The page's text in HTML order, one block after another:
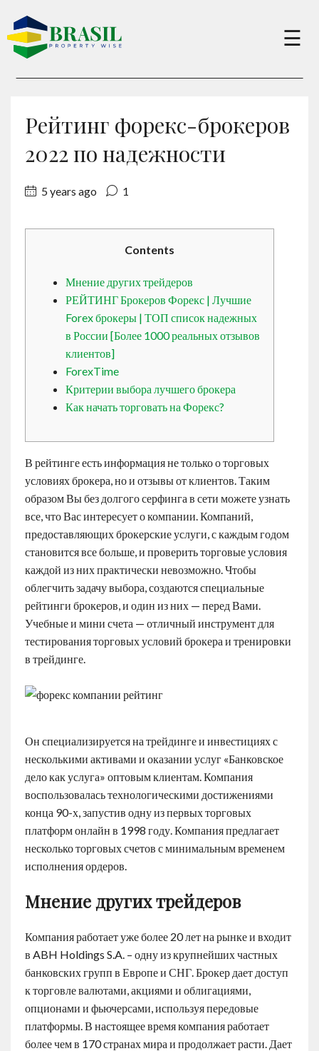
×
About
Charity
English
☰
Рейтинг форекс-брокеров
2022 по надежности
5 years ago 1
Contents
Мнение других трейдеров
РЕЙТИНГ Брокеров Форекс | Лучшие
Forex брокеры | ТОП список надежных
в России [Более 1000 реальных отзывов
клиентов]
ForexTime
Критерии выбора лучшего брокера
Как начать торговать на Форекс?
В рейтинге есть информация не только о торговых
условиях брокера, но и отзывы от клиентов. Таким
образом Вы без долгого серфинга в сети можете узнать
все, что Вас интересует о компании. Компаний,
предоставляющих брокерские услуги, с каждым годом
становится все больше, и проверить торговые условия
каждой из них практически невозможно. Чтобы
облегчить задачу выбора, создаются специальные
рейтинги брокеров, и один из них — перед Вами.
Учебные и мини счета — отличный инструмент для
тестирования торговых условий брокера и тренировки
в трейдинге.
Он специализируется на трейдинге и инвестициях с
несколькими активами и оказании услуг «Банковское
дело как услуга» оптовым клиентам. Компания
воспользовалась технологическими достижениями
конца 90-х, запустив одну из первых торговых
платформ онлайн в 1998 году. Компания предлагает
несколько торговых счетов с минимальным временем
исполнения ордеров.
Мнение других трейдеров
Компания работает уже более 20 лет на рынке и входит
в ABH Holdings S.A. – одну из крупнейших частных
банковских групп в Европе и СНГ. Брокер дает доступ
к торговле валютами, акциями и облигациями,
опционами и фьючерсами, используя передовые
платформы. В настоящее время компания работает
более чем в 170 странах мира и продолжает расти. Дает